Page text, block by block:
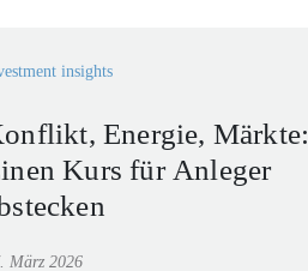
insights
Energie, Märkte:
Kurs für Anleger
März 2026